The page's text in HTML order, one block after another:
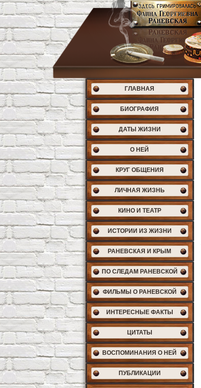
ГЛАВНАЯ
БИОГРАФИЯ
ДАТЫ ЖИЗНИ
О НЕЙ
КРУГ ОБЩЕНИЯ
ЛИЧНАЯ ЖИЗНЬ
КИНО И ТЕАТР
ИСТОРИИ ИЗ ЖИЗНИ
РАНЕВСКАЯ И КРЫМ
ПО СЛЕДАМ РАНЕВСКОЙ
ФИЛЬМЫ О РАНЕВСКОЙ
ИНТЕРЕСНЫЕ ФАКТЫ
ЦИТАТЫ
ВОСПОМИНАНИЯ О НЕЙ
ПУБЛИКАЦИИ